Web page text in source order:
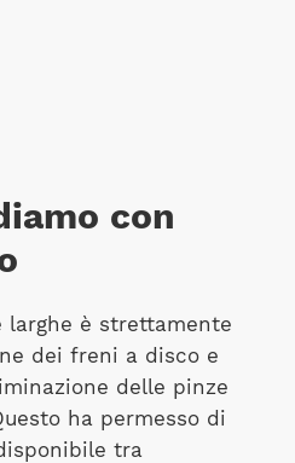
con
larghe è strettamente
dei freni a disco e
delle pinze
ha permesso di
tra